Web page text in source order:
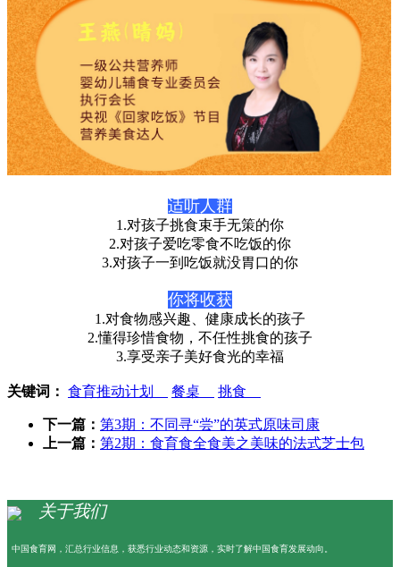
适听人群
1.对孩子挑食束手无策的你
2.对孩子爱吃零食不吃饭的你
3.对孩子一到吃饭就没胃口的你
你将收获
1.对食物感兴趣、健康成长的孩子
2.懂得珍惜食物，不任性挑食的孩子
3.享受亲子美好食光的幸福
关键词： 食育推动计划 餐桌 挑食
下一篇： 第3期：不同寻“尝”的英式原味司康
上一篇： 第2期：食育食全食美之美味的法式芝士包
关于我们
中国食育网，汇总行业信息，获悉行业动态和资源，实时了解中国食育发展动向。